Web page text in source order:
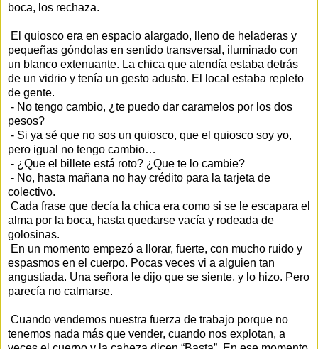
boca, los rechaza.
El quiosco era en espacio alargado, lleno de heladeras y
pequeñas góndolas en sentido transversal, iluminado con
un blanco extenuante. La chica que atendía estaba detrás
de un vidrio y tenía un gesto adusto. El local estaba repleto
de gente.
- No tengo cambio, ¿te puedo dar caramelos por los dos
pesos?
- Si ya sé que no sos un quiosco, que el quiosco soy yo,
pero igual no tengo cambio…
- ¿Que el billete está roto? ¿Que te lo cambie?
- No, hasta mañana no hay crédito para la tarjeta de
colectivo.
Cada frase que decía la chica era como si se le escapara el
alma por la boca, hasta quedarse vacía y rodeada de
golosinas.
En un momento empezó a llorar, fuerte, con mucho ruido y
espasmos en el cuerpo. Pocas veces vi a alguien tan
angustiada. Una señora le dijo que se siente, y lo hizo. Pero
parecía no calmarse.
Cuando vendemos nuestra fuerza de trabajo porque no
tenemos nada más que vender, cuando nos explotan, a